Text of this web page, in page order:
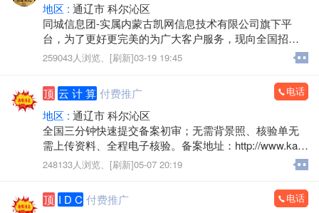
地区 : 通辽市 科尔沁区
同城信息团-实属内蒙古凯网信息技术有限公司旗下平
台，为了更好更完美的为广大客户服务，现向全国招聘
省,市,县,镇级管理站长，年龄不限有网络爱好和事业心强
者优先，每个级别只招一名，额满为止。
详情登录:https://www.tlxxt.cn/
259043人浏览、 [刷新]03-19 19:45
顶 云 计 算 付费推广 电话
地区 : 通辽市 科尔沁区
全国三分钟快速提交备案初审；无需背景照、核验单无
需上传资料、全程电子核验。备案地址：http://www.kaiw
angidc.com/
248133人浏览、 [刷新]05-07 20:19
顶 I D C 付费推广 电话